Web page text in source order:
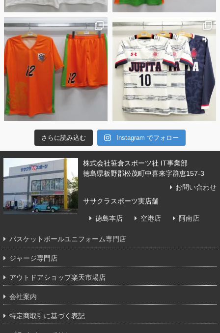
さらに読み込む Instagram でフォロー
株式会社笹倉スポーツ社 IT事業部
徳島県板野郡松茂町中喜来字群恵157-3
お問い合わせ
ササクラスポーツ実店舗
徳島本店 空港店 阿南店
バスケットボールユニフォーム専門店
ジャージ専門店
アウトドアショップ楽天市場店
会社案内
特定商取引に基づく表記